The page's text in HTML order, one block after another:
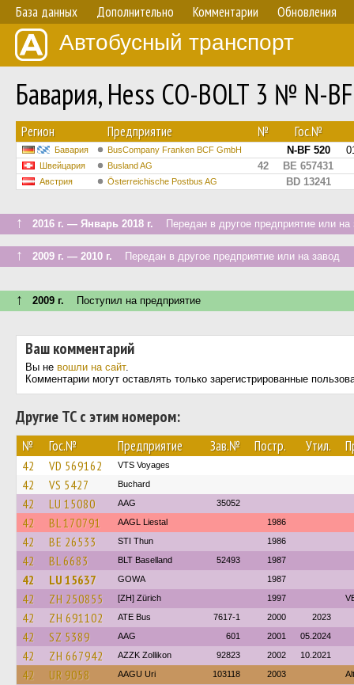
База данных Дополнительно Комментарии Обновления
Автобусный транспорт
Бавария, Hess CO-BOLT 3 № N-
Регион Предприятие № Гос.№
Бавария BusCompany Franken BCF GmbH N-BF 520
Швейцария Busland AG 42 BE 657431
Австрия Österreichische Postbus AG BD 13241
↑ 2016 г. — Январь 2018 г. Передан в другое предприятие или на
↑ 2009 г. — 2010 г. Передан в другое предприятие или на завод
↑ 2009 г. Поступил на предприятие
Ваш комментарий
Вы не вошли на сайт.
Комментарии могут оставлять только зарегистрированные
Другие ТС с этим номером:
№ Гос.№ Предприятие Зав.№ Постр. Утил.
42 VD 569162 VTS Voyages
42 VS 5427 Buchard
42 LU 15080 AAG 35052
42 BL 170791 AAGL Liestal 1986
42 BE 26533 STI Thun 1986
42 BL 6683 BLT Baselland 52493 1987
42 LU 15637 GOWA 1987
42 ZH 250855 [ZH] Zürich 1997
42 ZH 691102 ATE Bus 7617-1 2000 2023
42 SZ 5389 AAG 601 2001 05.2024
42 ZH 667942 AZZK Zollikon 92823 2002 10.2021
42 UR 9058 AAGU Uri 103118 2003